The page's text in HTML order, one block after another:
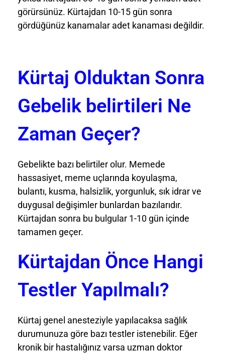
görürsünüz. Kürtajdan 10-15 gün sonra
gördüğünüz kanamalar adet kanaması değildir.
Kürtaj Olduktan Sonra
Gebelik belirtileri Ne
Zaman Geçer?
Gebelikte bazı belirtiler olur. Memede
hassasiyet, meme uçlarında koyulaşma,
bulantı, kusma, halsizlik, yorgunluk, sık idrar ve
duygusal değişimler bunlardan bazılarıdır.
Kürtajdan sonra bu bulgular 1-10 gün içinde
tamamen geçer.
Kürtajdan Önce Hangi
Testler Yapılmalı?
Kürtaj genel anesteziyle yapılacaksa sağlık
durumunuza göre bazı testler istenebilir. Eğer
kronik bir hastalığınız varsa uzman doktor